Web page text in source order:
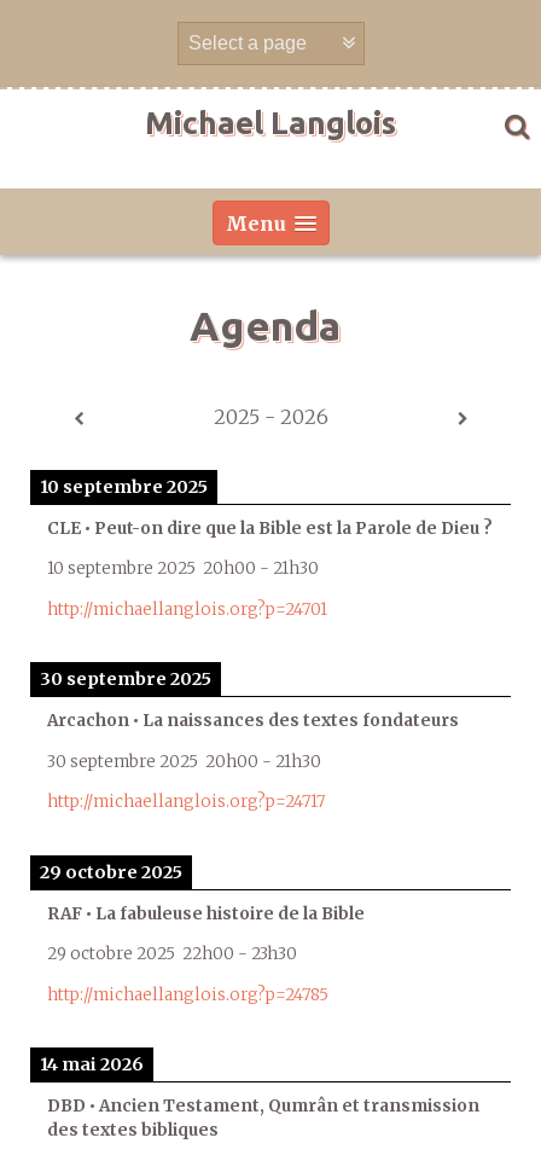
Michael Langlois
Menu
Agenda
2025 - 2026
10 septembre 2025
CLE • Peut-on dire que la Bible est la Parole de Dieu ?
10 septembre 2025 20h00 - 21h30
http://michaellanglois.org?p=24701
30 septembre 2025
Arcachon • La naissances des textes fondateurs
30 septembre 2025 20h00 - 21h30
http://michaellanglois.org?p=24717
29 octobre 2025
RAF • La fabuleuse histoire de la Bible
29 octobre 2025 22h00 - 23h30
http://michaellanglois.org?p=24785
14 mai 2026
DBD • Ancien Testament, Qumrân et transmission
des textes bibliques